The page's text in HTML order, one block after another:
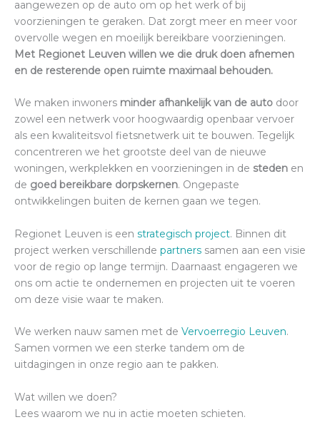
aangewezen op de auto om op het werk of bij
voorzieningen te geraken. Dat zorgt meer en meer voor
overvolle wegen en moeilijk bereikbare voorzieningen.
Met Regionet Leuven willen we die druk doen afnemen
en de resterende open ruimte maximaal behouden.
We maken inwoners minder afhankelijk van de auto door
zowel een netwerk voor hoogwaardig openbaar vervoer
als een kwaliteitsvol fietsnetwerk uit te bouwen. Tegelijk
concentreren we het grootste deel van de nieuwe
woningen, werkplekken en voorzieningen in de steden en
de goed bereikbare dorpskernen. Ongepaste
ontwikkelingen buiten de kernen gaan we tegen.
Regionet Leuven is een strategisch project. Binnen dit
project werken verschillende partners samen aan een visie
voor de regio op lange termijn. Daarnaast engageren we
ons om actie te ondernemen en projecten uit te voeren
om deze visie waar te maken.
We werken nauw samen met de Vervoerregio Leuven.
Samen vormen we een sterke tandem om de
uitdagingen in onze regio aan te pakken.
Wat willen we doen?
Lees waarom we nu in actie moeten schieten.